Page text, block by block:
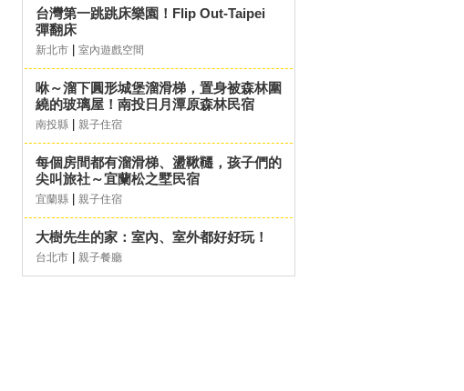
台灣第一跳跳床樂園！Flip Out-Taipei
彈翻床
新北市 室內遊戲空間
咻～溜下圓形城堡溜滑梯，置身被森林圍
繞的玻璃屋！南投日月潭原森林民宿
南投縣 親子住宿
每個房間都有溜滑梯、盪鞦韆，孩子們的
尖叫旅社～宜蘭松之墅民宿
宜蘭縣 親子住宿
大樹先生的家：室內、室外都好好玩！
台北市 親子餐廳